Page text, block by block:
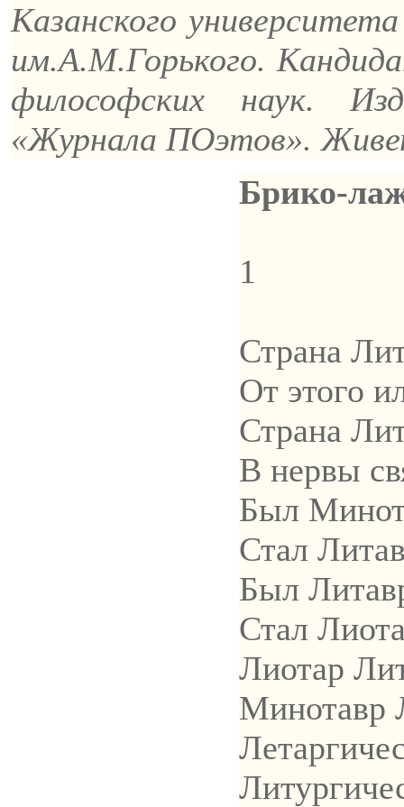
Казанского
им.А.М.Горького.
философских наук.
«Журнала ПОэтов».
Брико-
1
Страна
От этого
Страна
В нервы
Был
Стал
Был
Стал
Лиотар
Минотавр